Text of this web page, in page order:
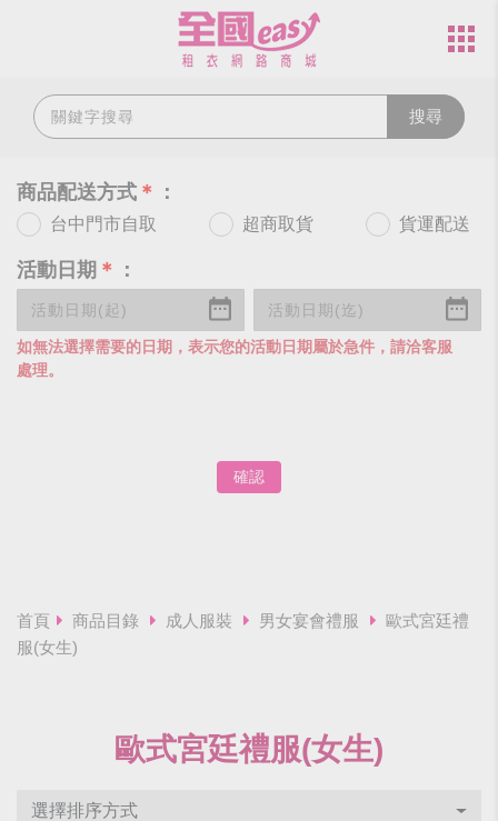
搜尋
商品配送方式 ＊ ：
台中門市自取 超商取貨 貨運配送
活動日期 ＊ ：
如無法選擇需要的日期，表示您的活動日期屬於急件，請洽客服
處理。
確認
首頁 商品目錄 成人服裝 男女宴會禮服
歐式宮廷禮
服(女生)
歐式宮廷禮服(女生)
選擇排序方式